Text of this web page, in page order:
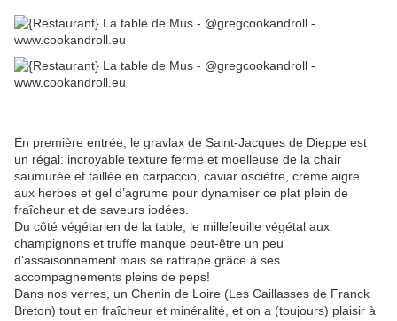
En première entrée, le gravlax de Saint-Jacques de Dieppe est
un régal: incroyable texture ferme et moelleuse de la chair
saumurée et taillée en carpaccio, caviar osciètre, crème aigre
aux herbes et gel d’agrume pour dynamiser ce plat plein de
fraîcheur et de saveurs iodées.
Du côté végétarien de la table, le millefeuille végétal aux
champignons et truffe manque peut-être un peu
d'assaisonnement mais se rattrape grâce à ses
accompagnements pleins de peps!
Dans nos verres, un Chenin de Loire (Les Caillasses de Franck
Breton) tout en fraîcheur et minéralité, et on a (toujours) plaisir à